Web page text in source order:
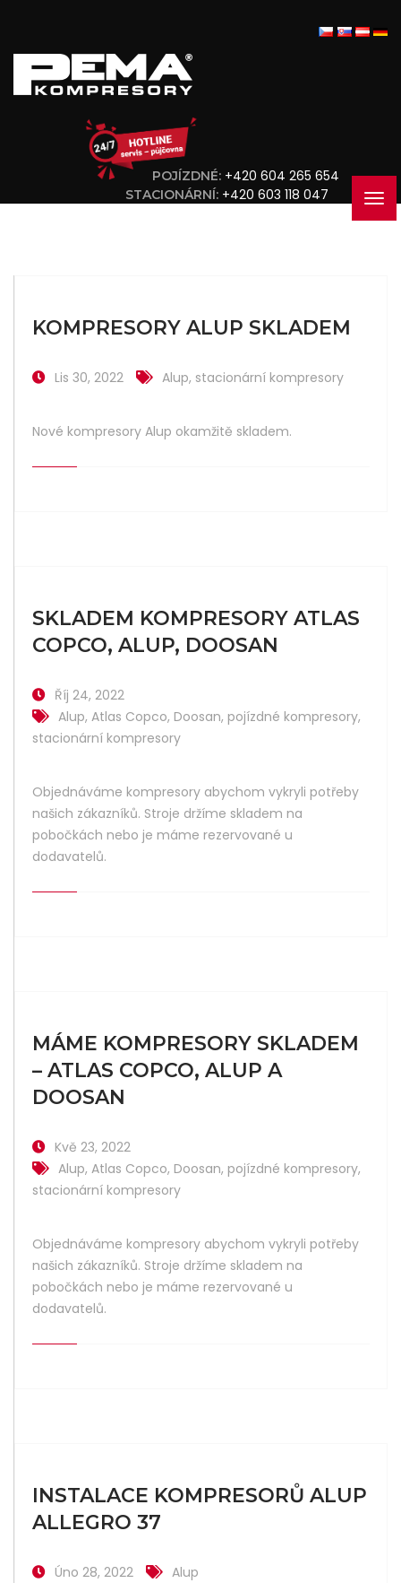
POJÍZDNÉ: +420 604 265 654
STACIONÁRNÍ: +420 603 118 047
KOMPRESORY ALUP SKLADEM
Lis 30, 2022 Alup, stacionární kompresory
Nové kompresory Alup okamžitě skladem.
SKLADEM KOMPRESORY ATLAS
COPCO, ALUP, DOOSAN
Říj 24, 2022
Alup, Atlas Copco, Doosan, pojízdné kompresory,
stacionární kompresory
Objednáváme kompresory abychom vykryli potřeby
našich zákazníků. Stroje držíme skladem na
pobočkách nebo je máme rezervované u
dodavatelů.
MÁME KOMPRESORY SKLADEM
– ATLAS COPCO, ALUP A
DOOSAN
Kvě 23, 2022
Alup, Atlas Copco, Doosan, pojízdné kompresory,
stacionární kompresory
Objednáváme kompresory abychom vykryli potřeby
našich zákazníků. Stroje držíme skladem na
pobočkách nebo je máme rezervované u
dodavatelů.
INSTALACE KOMPRESORŮ ALUP
ALLEGRO 37
Úno 28, 2022 Alup